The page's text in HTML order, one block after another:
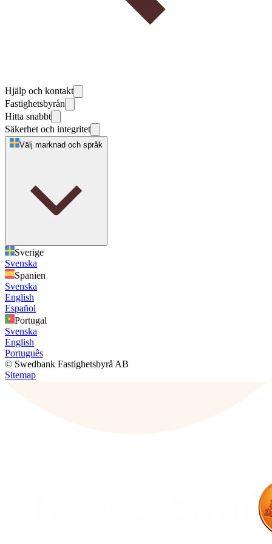
Hjälp och kontakt
Fastighetsbyrån
Hitta snabbt
Säkerhet och integritet
Välj marknad och språk
Sverige
Svenska
Spanien
Svenska
English
Español
Portugal
Svenska
English
Português
© Swedbank Fastighetsbyrå AB
Sitemap